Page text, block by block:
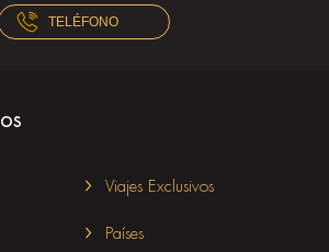
TELÉFONO
Viajes Exclusivos
Países